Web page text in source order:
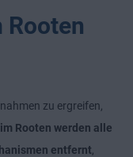
Rooten
zu ergreifen,
Rooten werden alle
entfernt